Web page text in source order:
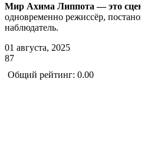
Мир Ахима Липпота — это
одновременно режиссёр,
наблюдатель.
01 августа, 2025
87
Общий рейтинг: 0.00